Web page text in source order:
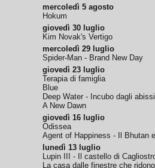
mercoledì 5 agosto
Hokum
giovedì 30 luglio
Kim Novak's Vertigo
mercoledì 29 luglio
Spider-Man - Brand New Day
giovedì 23 luglio
Terapia di famiglia
Blue
Deep Water - Incubo dagli abissi
A New Dawn
giovedì 16 luglio
Odissea
Agent of Happiness - Il Bhutan
lunedì 13 luglio
Lupin III - Il castello di
La casa dalle finestre che ridono